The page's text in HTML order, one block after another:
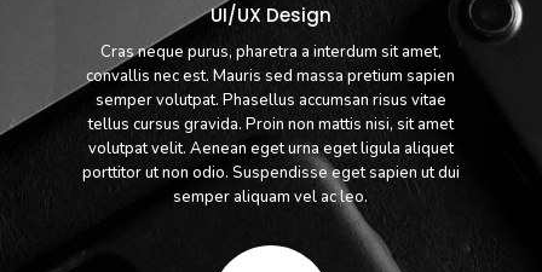
UI/UX Design
Cras neque purus, pharetra a interdum sit amet,
convallis nec est. Mauris sed massa pretium sapien
semper volutpat. Phasellus accumsan risus vitae
tellus cursus gravida. Proin non mattis nisi, sit amet
volutpat velit. Aenean eget urna eget ligula aliquet
porttitor ut non odio. Suspendisse eget sapien ut dui
semper aliquam vel ac leo.